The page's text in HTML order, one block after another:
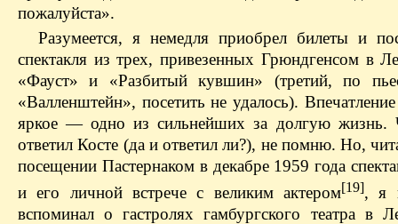
пожалуйста».
Разумеется, я немедля приобрел билеты и
спектакля из трех, привезенных Грюндгенсом в
«Фауст» и «Разбитый кувшин» (третий, по
«Валленштейн», посетить не удалось).
яркое — одно из сильнейших за долгую жизнь.
ответил Косте (да и ответил ли?), не помню. Но,
посещении Пастернаком в декабре 1959 года
и его личной встрече с великим актером[19], я
вспоминал о гастролях гамбургского театра в